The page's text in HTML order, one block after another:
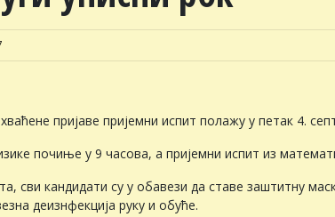
пријаве пријемни испит полажу у петак 4.
почиње у 9 часова, а пријемни испит из
сви кандидати су у обавези да ставе заштитну
деизнфекција руку и обуће.